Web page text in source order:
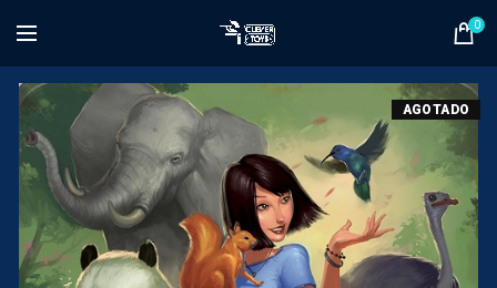
0
AGOTADO